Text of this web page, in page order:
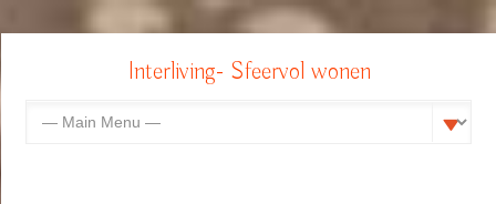
Interliving- Sfeervol wonen